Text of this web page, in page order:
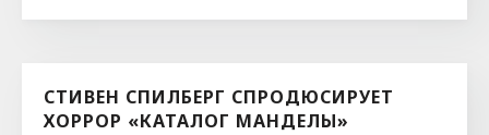
СТИВЕН СПИЛБЕРГ СПРОДЮСИРУЕТ
ХОРРОР «КАТАЛОГ МАНДЕЛЫ»